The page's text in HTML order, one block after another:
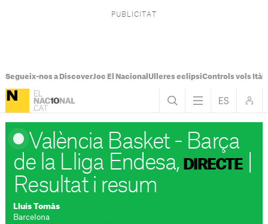
Segueix-nos a DiscoverJoc El Nacional Ulleres eclipsiControls vols
València Basket - Barça
de la Lliga Endesa, DIRECTE
Resultat i resum
Lluís Tomàs
Barcelona